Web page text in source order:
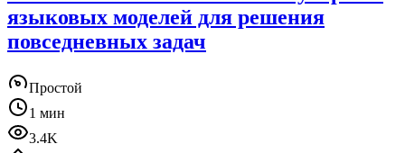
языковых моделей для решения
повседневных задач
Простой
1 мин
3.4K